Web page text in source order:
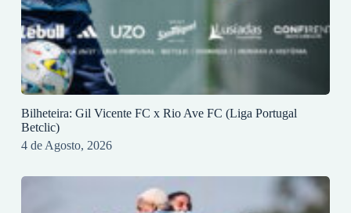
Bilheteira: Gil Vicente FC x Rio Ave FC (Liga Portugal
Betclic)
4 de Agosto, 2026